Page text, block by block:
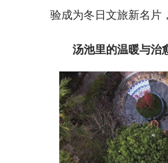
验成为冬日文旅新名片
汤池里的温暖与治